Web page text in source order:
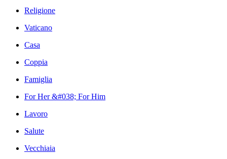
Religione
Vaticano
Casa
Coppia
Famiglia
For Her &#038; For Him
Lavoro
Salute
Vecchiaia